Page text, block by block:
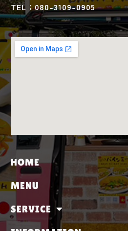
TEL：080-3109-0905
HOME
MENU
SERVICE